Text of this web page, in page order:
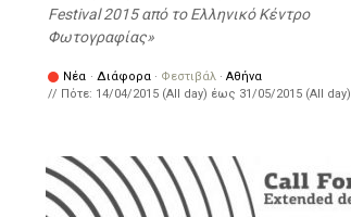
Festival 2015 από το Ελληνικό Κέντρο
Φωτογραφίας
Νέα · Διάφορα · Φεστιβάλ · Αθήνα
// Πότε: 14/04/2015 (All day) έως 31/05/2015 (All day)